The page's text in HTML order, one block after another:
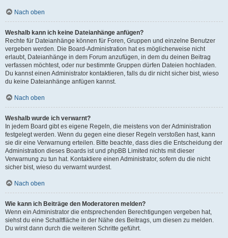
Nach oben
Weshalb kann ich keine Dateianhänge anfügen?
Rechte für Dateianhänge können für Foren, Gruppen und einzelne Benutzer
vergeben werden. Die Board-Administration hat es möglicherweise nicht
erlaubt, Dateianhänge in dem Forum anzufügen, in dem du deinen Beitrag
verfassen möchtest, oder nur bestimmte Gruppen dürfen Dateien hochladen.
Du kannst einen Administrator kontaktieren, falls du dir nicht sicher bist, wieso
du keine Dateianhänge anfügen kannst.
Nach oben
Weshalb wurde ich verwarnt?
In jedem Board gibt es eigene Regeln, die meistens von der Administration
festgelegt werden. Wenn du gegen eine dieser Regeln verstoßen hast, kann
sie dir eine Verwarnung erteilen. Bitte beachte, dass dies die Entscheidung der
Administration dieses Boards ist und phpBB Limited nichts mit dieser
Verwarnung zu tun hat. Kontaktiere einen Administrator, sofern du die nicht
sicher bist, wieso du verwarnt wurdest.
Nach oben
Wie kann ich Beiträge den Moderatoren melden?
Wenn ein Administrator die entsprechenden Berechtigungen vergeben hat,
siehst du eine Schaltfläche in der Nähe des Beitrags, um diesen zu melden.
Du wirst dann durch die weiteren Schritte geführt.